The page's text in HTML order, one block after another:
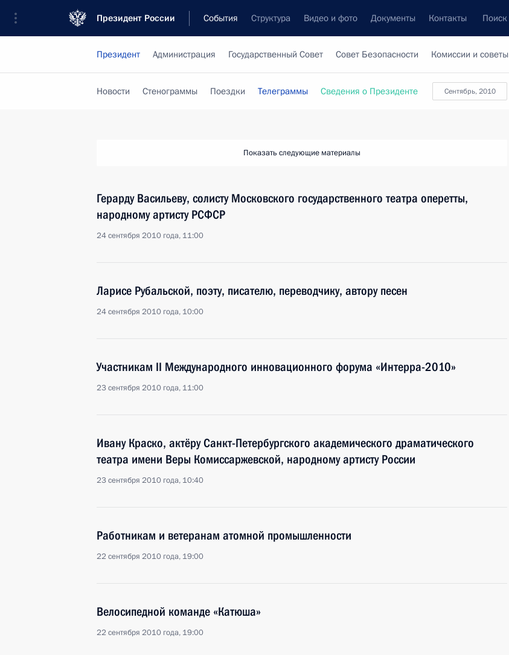
Президент России События Структура Видео и фото Документы Контакты Поиск
Президент Администрация Государственный Совет Совет Безопасности Комиссии и советы
Сентябрь, 2010
Новости Стенограммы Поездки Телеграммы Сведения о Президенте
Показать следующие материалы
Герарду Васильеву, солисту Московского государственного театра оперетты,
народному артисту РСФСР
24 сентября 2010 года, 11:00
Ларисе Рубальской, поэту, писателю, переводчику, автору песен
24 сентября 2010 года, 10:00
Участникам II Международного инновационного форума «Интерра-2010»
23 сентября 2010 года, 11:00
Ивану Краско, актёру Санкт-Петербургского академического драматического
театра имени Веры Комиссаржевской, народному артисту России
23 сентября 2010 года, 10:40
Работникам и ветеранам атомной промышленности
22 сентября 2010 года, 19:00
Велосипедной команде «Катюша»
22 сентября 2010 года, 19:00